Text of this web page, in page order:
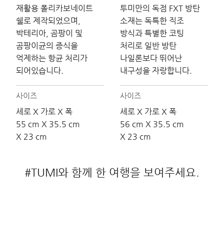
재활용 폴리카보네이트
쉘로 제작되었으며,
박테리아, 곰팡이 및
곰팡이균의 증식을
억제하는 항균 처리가
되어있습니다.
투미만의 독점 FXT 방탄
소재는 독특한 직조
방식과 특별한 코팅
처리로 일반 방탄
나일론보다 뛰어난
내구성을 자랑합니다.
사이즈
세로 X 가로 X 폭
55 cm X 35.5 cm
X 23 cm
사이즈
세로 X 가로 X 폭
56 cm X 35.5 cm
X 23 cm
#TUMI와 함께 한 여행을 보여주세요.